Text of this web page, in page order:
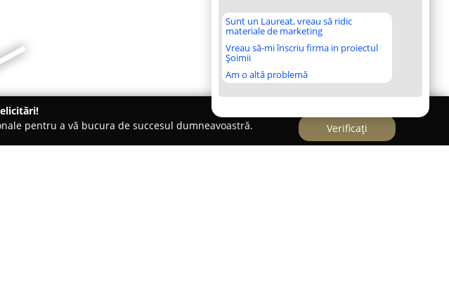
Sunt un Laureat, vreau să ridic
materiale de marketing
Vreau să-mi înscriu firma in proiectul
Șoimii
Am o altă problemă
pentru a vă bucura de succesul dumneavoastră.
Verificați